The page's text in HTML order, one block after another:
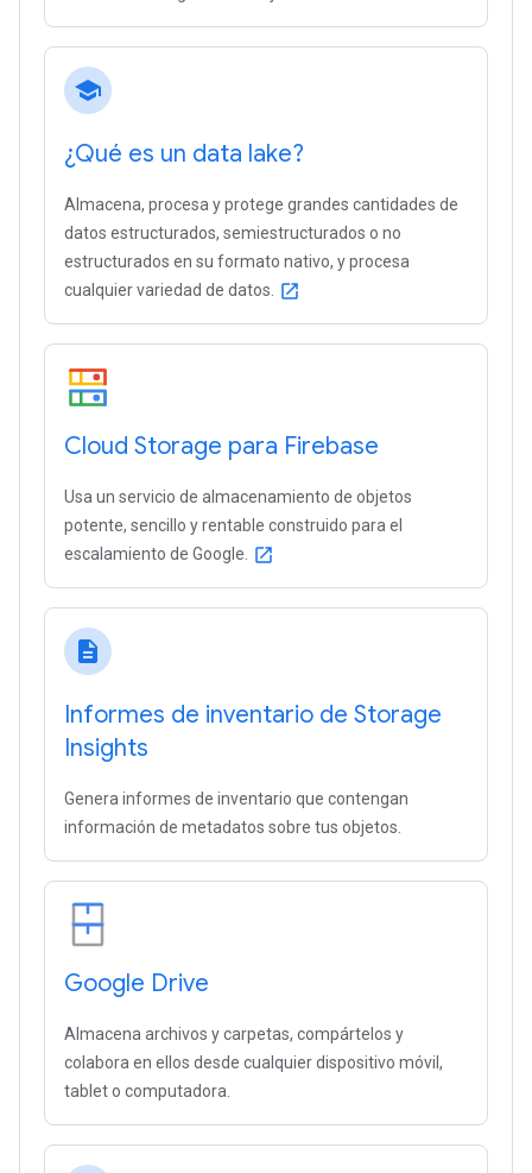
school
¿Qué es un data lake?
Almacena, procesa y protege grandes cantidades de
datos estructurados, semiestructurados o no
estructurados en su formato nativo, y procesa
cualquier variedad de datos.
open_in_new
Cloud Storage para Firebase
Usa un servicio de almacenamiento de objetos
potente, sencillo y rentable construido para el
escalamiento de Google.
open_in_new
description
Informes de inventario de Storage
Insights
Genera informes de inventario que contengan
información de metadatos sobre tus objetos.
Google Drive
Almacena archivos y carpetas, compártelos y
colabora en ellos desde cualquier dispositivo móvil,
tablet o computadora.